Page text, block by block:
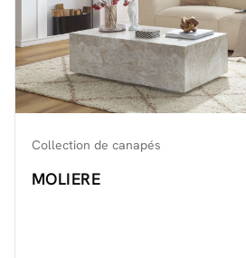
Collection de canapés
MOLIERE